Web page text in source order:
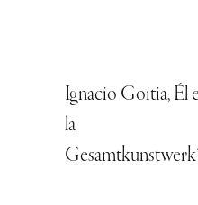
Ignacio Goitia, Él
la